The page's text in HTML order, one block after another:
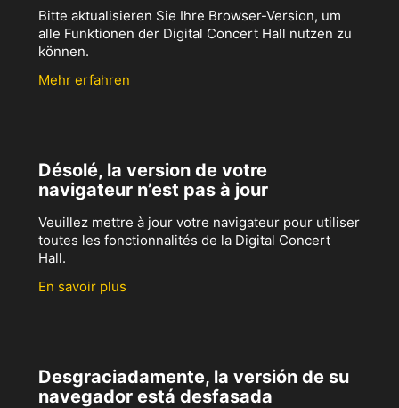
Bitte aktualisieren Sie Ihre Browser-Version, um
alle Funktionen der Digital Concert Hall nutzen zu
können.
Mehr erfahren
Désolé, la version de votre
navigateur n’est pas à jour
Veuillez mettre à jour votre navigateur pour utiliser
toutes les fonctionnalités de la Digital Concert
Hall.
En savoir plus
Desgraciadamente, la versión de su
navegador está desfasada